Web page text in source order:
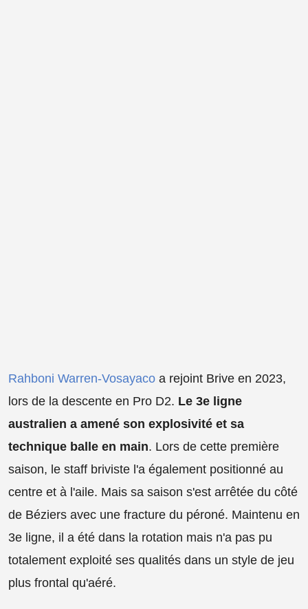
Rahboni Warren-Vosayaco a rejoint Brive en 2023,
lors de la descente en Pro D2. Le 3e ligne
australien a amené son explosivité et sa
technique balle en main. Lors de cette première
saison, le staff briviste l'a également positionné au
centre et à l'aile. Mais sa saison s'est arrêtée du côté
de Béziers avec une fracture du péroné. Maintenu en
3e ligne, il a été dans la rotation mais n'a pas pu
totalement exploité ses qualités dans un style de jeu
plus frontal qu'aéré.